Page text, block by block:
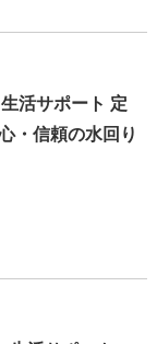
活サポート 定
・信頼の水回り